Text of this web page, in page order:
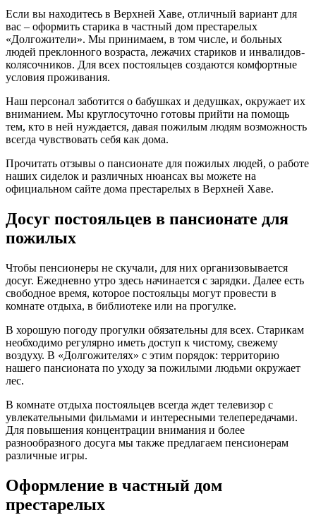
Если вы находитесь в Верхней Хаве, отличный вариант для
вас – оформить старика в частный дом престарелых
«Долгожители». Мы принимаем, в том числе, и больных
людей преклонного возраста, лежачих стариков и инвалидов-
колясочников. Для всех постояльцев создаются комфортные
условия проживания.
Наш персонал заботится о бабушках и дедушках, окружает их
вниманием. Мы круглосуточно готовы прийти на помощь
тем, кто в ней нуждается, давая пожилым людям возможность
всегда чувствовать себя как дома.
Прочитать отзывы о пансионате для пожилых людей, о работе
наших сиделок и различных нюансах вы можете на
официальном сайте дома престарелых в Верхней Хаве.
Досуг постояльцев в пансионате для
пожилых
Чтобы пенсионеры не скучали, для них организовывается
досуг. Ежедневно утро здесь начинается с зарядки. Далее есть
свободное время, которое постояльцы могут провести в
комнате отдыха, в библиотеке или на прогулке.
В хорошую погоду прогулки обязательны для всех. Старикам
необходимо регулярно иметь доступ к чистому, свежему
воздуху. В «Долгожителях» с этим порядок: территорию
нашего пансионата по уходу за пожилыми людьми окружает
лес.
В комнате отдыха постояльцев всегда ждет телевизор с
увлекательными фильмами и интересными телепередачами.
Для повышения концентрации внимания и более
разнообразного досуга мы также предлагаем пенсионерам
различные игры.
Оформление в частный дом
престарелых